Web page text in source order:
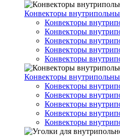
Конвекторы
Конвекторы
Конвекторы
Конвекторы
Конвекторы
Конвекторы
Конвекторы
Конвекторы
Конвекторы
Конвекторы
Конвекторы
Конвекторы